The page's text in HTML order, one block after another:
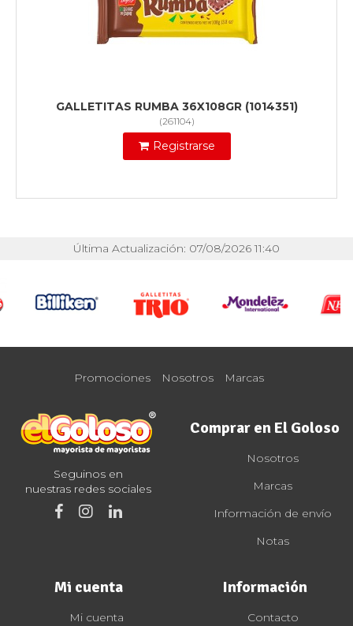
GALLETITAS RUMBA 36X108GR (1014351)
(261104)
Registrarse
Última Actualización: 07/08/2026 11:40
Promociones Nosotros Marcas
Seguinos en
nuestras redes sociales
Comprar en El Goloso
Nosotros
Marcas
Información de envío
Notas
Mi cuenta
Mi cuenta
Información
Contacto